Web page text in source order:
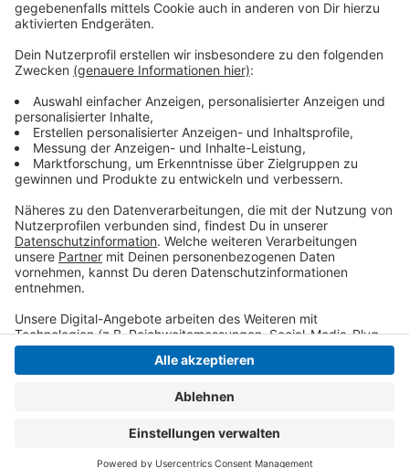
Bushaltestellen barrierefrei umzubauen. Es soll auch
ein neuer Spielplatz gebaut und die Brücke in der
Schier erneuert werden, so der Plan. Auf der Agenda
stehen zudem die Umsetzung mehrerer
Nachhaltigkeitsprojekte - vor allem mit Hilfe des
neuen Klimamanagers.
Anzeige